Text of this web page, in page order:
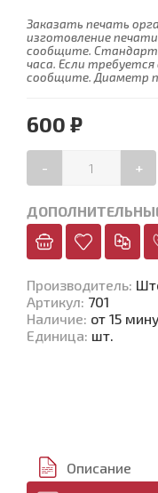
Заказать печать
изготовление
сообщите.
часа. Если
сообщите. Диаметр
600 ₽
- +
Производитель:
Артикул: 701
Наличие: от 15
Единица: шт.
Описание